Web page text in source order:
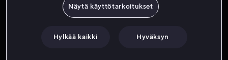
Näytä käyttötarkoitukset
Hylkää kaikki Hyväksyn